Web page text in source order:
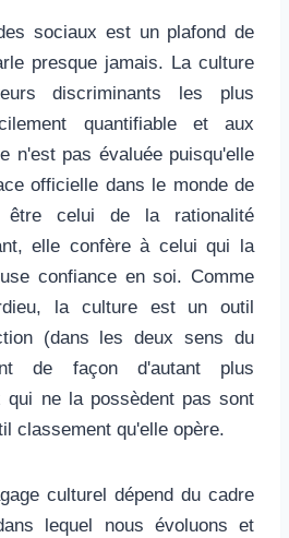
sociaux est un plafond de
presque jamais. La culture
discriminants les plus
quantifiable et aux
n'est pas évaluée puisqu'elle
officielle dans le monde de
être celui de la rationalité
elle confère à celui qui la
confiance en soi. Comme
la culture est un outil
(dans les deux sens du
de façon d'autant plus
qui ne la possèdent pas sont
classement qu'elle opère.
culturel dépend du cadre
lequel nous évoluons et